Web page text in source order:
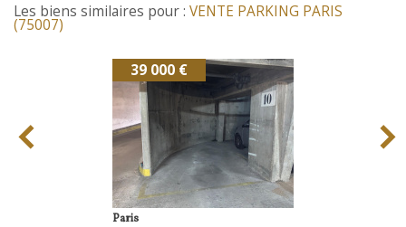
Les biens similaires pour : VENTE PARKING PARIS
(75007)
39 000 €
Paris